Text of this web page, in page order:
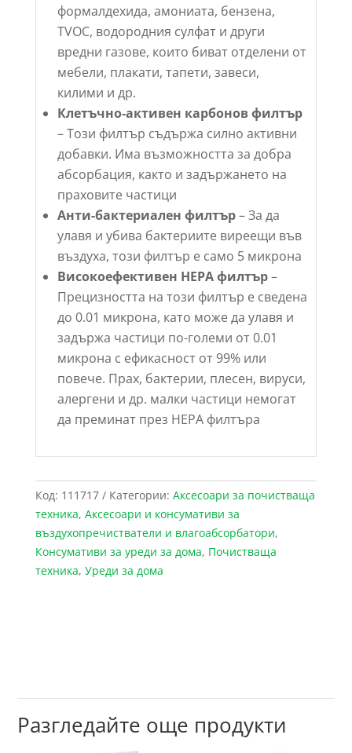
формалдехида, амониата, бензена,
TVOC, водородния сулфат и други
вредни газове, които биват отделени от
мебели, плакати, тапети, завеси,
килими и др.
Клетъчно-активен карбонов филтър
– Този филтър съдържа силно активни
добавки. Има възможността за добра
абсорбация, както и задържането на
праховите частици
Анти-бактериален филтър– За да
улавя и убива бактериите виреещи във
въздуха, този филтър е само 5 микрона
Високоефективен HEPA филтър–
Прецизността на този филтър е сведена
до 0.01 микрона, като може да улавя и
задържа частици по-големи от 0.01
микрона с ефикасност от 99% или
повече. Прах, бактерии, плесен, вируси,
алергени и др. малки частици немогат
да преминат през HEPA филтъра
Код: 111717 Категории: Аксесоари за почистваща
техника, Аксесоари и консумативи за
въздухопречистватели и влагоабсорбатори,
Консумативи за уреди за дома, Почистваща
техника, Уреди за дома
Разгледайте още продукти